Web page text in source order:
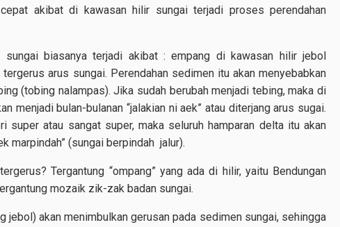
akibat di kawasan hilir sungai terjadi proses perendahan
sungai biasanya terjadi akibat : empang di kawasan hilir jebol
arus sungai. Perendahan sedimen itu akan menyebabkan
(tobing nalampas). Jika sudah berubah menjadi tebing, maka di
menjadi bulan-bulanan “jalakian ni aek” atau diterjang arus sugai.
super atau sangat super, maka seluruh hamparan delta itu akan
marpindah” (sungai berpindah jalur).
Tergantung “ompang” yang ada di hilir, yaitu Bendungan
mozaik zik-zak badan sungai.
jebol) akan menimbulkan gerusan pada sedimen sungai, sehingga